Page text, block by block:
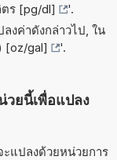
ร [pg/dl]
'.
งค่าดังกล่าวไป, ใน
[oz/gal] '.
ยนี้เพื่อแปลง
แปลงด้วยหน่วยการ